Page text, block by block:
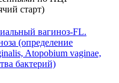
вагиноз-FL.
(определение
Atopobium vaginae,
бактерий)